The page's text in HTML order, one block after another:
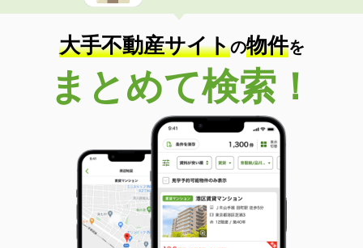
大手不動産サイトの物件を
まとめて検索！